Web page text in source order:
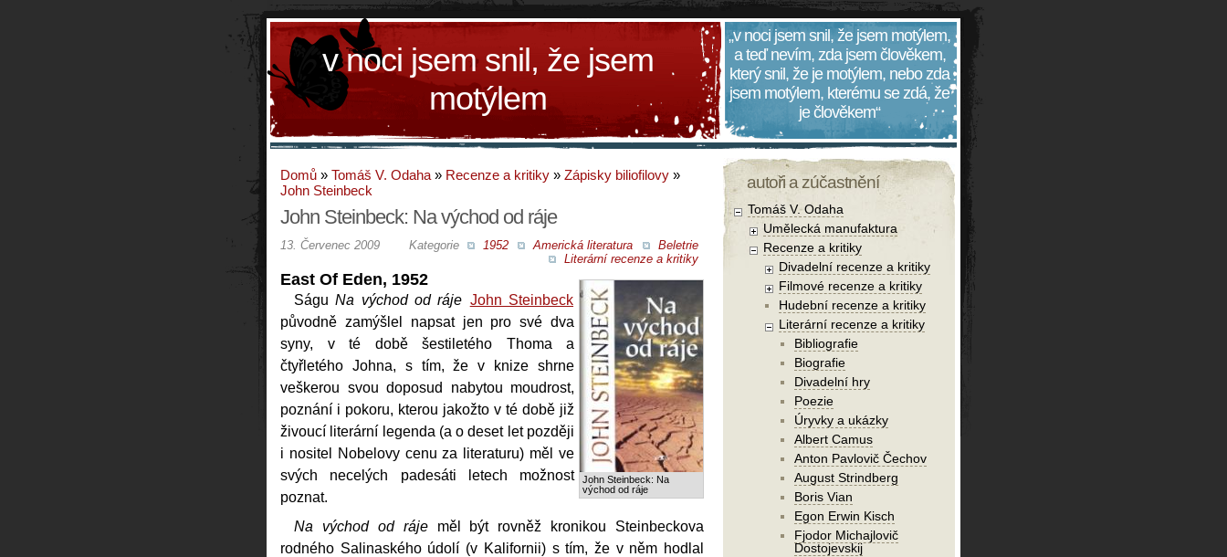
v noci jsem snil, že jsem
motýlem
„v noci jsem snil, že jsem motýlem,
a teď nevím, zda jsem člověkem,
který snil, že je motýlem, nebo zda
jsem motýlem, kterému se zdá, že
je člověkem“
Domů » Tomáš V. Odaha » Recenze a kritiky » Zápisky biliofilovy »
John Steinbeck
John Steinbeck: Na východ od ráje
Kategorie 1952 Americká literatura
Beletrie
Literární recenze a kritiky
13. Červenec 2009
John Steinbeck: Na
východ od ráje
East Of Eden, 1952
SáguNa východ od ráje John Steinbeck
původně zamýšlel napsat jen pro své dva
syny, v té době šestiletého Thoma a
čtyřletého Johna, s tím, že v knize shrne
veškerou svou doposud nabytou moudrost,
poznání i pokoru, kterou jakožto v té době již
živoucí literární legenda (a o deset let později
i nositel Nobelovy cenu za literaturu) měl ve
svých necelých padesáti letech možnost
poznat.
Na východ od rájeměl být rovněž kronikou Steinbeckova
rodného Salinaského údolí (v Kalifornii) s tím, že v něm hodlal
autoři a zúčastnění
Tomáš V. Odaha
Umělecká manufaktura
Recenze a kritiky
Divadelní recenze a kritiky
Filmové recenze a kritiky
Hudební recenze a kritiky
Literární recenze a kritiky
Bibliografie
Biografie
Divadelní hry
Poezie
Úryvky a ukázky
Albert Camus
Anton Pavlovič Čechov
August Strindberg
Boris Vian
Egon Erwin Kisch
Fjodor Michajlovič
Dostojevskij